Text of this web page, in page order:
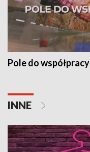
Pole do współpracy
INNE